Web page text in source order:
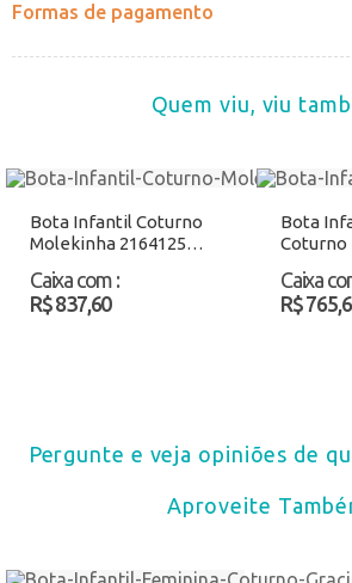
Formas de pagamento
Quem viu, viu
Bota Infantil Coturno
Molekinha 2164125
Caixa com :
R$ 837,60
Bota
Coturno
Caixa
R$
Pergunte e veja opiniões de
Aproveite